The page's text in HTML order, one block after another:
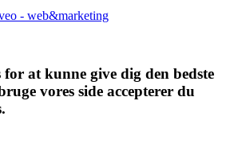
- web&marketing
at kunne give dig den bedste
vores side accepterer du